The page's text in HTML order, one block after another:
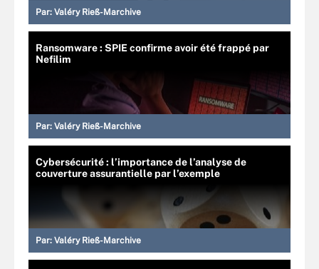
Par: Valéry Rieß-Marchive
Ransomware : SPIE confirme avoir été frappé par
Nefilim
Par: Valéry Rieß-Marchive
Cybersécurité : l’importance de l’analyse de
couverture assurantielle par l’exemple
Par: Valéry Rieß-Marchive